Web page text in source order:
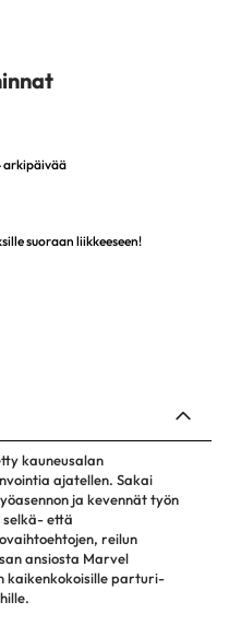
arkipäivää
suoraan liikkeeseen!
kauneusalan
ajatellen. Sakai
ja kevennät työn
että
reilun
ansiosta Marvel
kaikenkokoisille parturi-